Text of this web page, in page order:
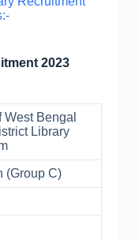
2023
Bengal
Library
(Group C)